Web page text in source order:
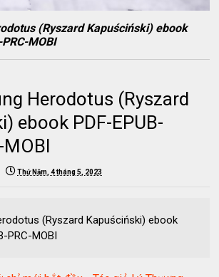
(Ryszard Kapuściński) ebook
MOBI
Herodotus (Ryszard
ebook PDF-EPUB-
MOBI
Thứ Năm, 4 tháng 5, 2023
(Ryszard Kapuściński) ebook
PRC-MOBI